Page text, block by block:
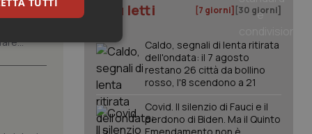
le
I più letti [7 giorni] [30 giorni]
Caldo, segnali di lenta ritirata
dell'ondata: il 7 agosto
restano 26 città da bollino
rosso, l'8 scendono a 21
Covid. Il silenzio di Fauci e il
perdono di Biden. Ma il Quinto